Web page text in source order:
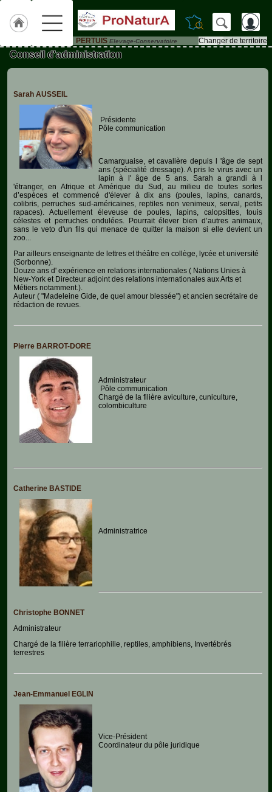
PERTUIS Elevage-Conservatoire
Changer de territoire
Accueil
PERTUIS
nous
Textes
Lois
Annonces
Animaux-
Ferme
Aquariophilie
Chats
Chiens
Furets
Equidés
Oiseaux
Terrariophilie
Elevage-
Legislation
Maladies-
Epidémies
Pédagogie-
Formation
Conseil d'administration
Sarah AUSSEIL
Présidente
Pôle communication
Camarguaise, et cavalière depuis l 'âge de sept
ans (spécialité dressage). A pris le virus avec un
lapin à l' âge de 5 ans. Sarah a grandi à l
'étranger, en Afrique et Amérique du Sud, au milieu de toutes sortes
d’espèces et commencé d'élever à dix ans (poules, lapins, canards,
colibris, perruches sud-américaines, reptiles non venimeux, serval, petits
rapaces). Actuellement éleveuse de poules, lapins, calopsittes, touis
célestes et perruches ondulées. Pourrait élever bien d’autres animaux,
sans le veto d'un fils qui menace de quitter la maison si elle devient un
zoo...
Par ailleurs enseignante de lettres et théâtre en collège, lycée et université
(Sorbonne).
Douze ans d' expérience en relations internationales ( Nations Unies à
New-York et Directeur adjoint des relations internationales aux Arts et
Métiers notamment.).
Auteur ( "Madeleine Gide, de quel amour blessée") et ancien secrétaire de
rédaction de revues.
Pierre BARROT-DORE
Administrateur
Pôle communication
Chargé de la filière aviculture, cuniculture,
colombiculture
Catherine BASTIDE
Administratrice
Christophe BONNET
Administrateur
Chargé de la filière terrariophilie, reptiles, amphibiens, Invertébrés
terrestres
Jean-Emmanuel EGLIN
Vice-Président
Coordinateur du pôle juridique